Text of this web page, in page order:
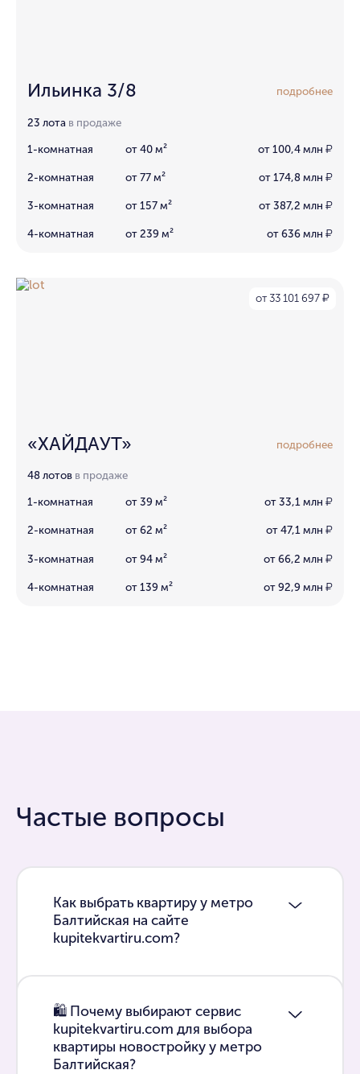
Ильинка 3/8 подробнее
23 лота в продаже
1-комнатная от 40 м² от 100,4 млн ₽
2-комнатная от 77 м² от 174,8 млн ₽
3-комнатная от 157 м² от 387,2 млн ₽
4-комнатная от 239 м² от 636 млн ₽
от 33 101 697 ₽
«ХАЙДАУТ» подробнее
48 лотов в продаже
1-комнатная от 39 м² от 33,1 млн ₽
2-комнатная от 62 м² от 47,1 млн ₽
3-комнатная от 94 м² от 66,2 млн ₽
4-комнатная от 139 м² от 92,9 млн ₽
Частые вопросы
Как выбрать квартиру у метро
Балтийская на сайте
kupitekvartiru.com?
🛍 Почему выбирают сервис
kupitekvartiru.com для выбора
квартиры новостройку у метро
Балтийская?